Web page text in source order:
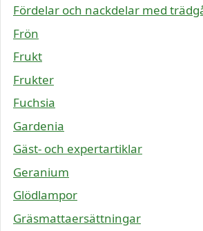
Fördelar och nackdelar med
Frön
Frukt
Frukter
Fuchsia
Gardenia
Gäst- och expertartiklar
Geranium
Glödlampor
Gräsmattaersättningar